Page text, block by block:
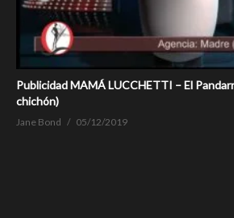
Publicidad MAMÁ LUCCHETTI – El
chichón)
Jane Bond 05/12/2019